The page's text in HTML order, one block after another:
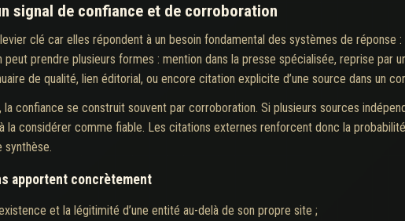
signal de confiance et de corroboration
clé car elles répondent à un besoin fondamental des systèmes de réponse
peut prendre plusieurs formes : mention dans la presse spécialisée, reprise par
de qualité, lien éditorial, ou encore citation explicite d’une source dans un
la confiance se construit souvent par corroboration. Si plusieurs sources
la considérer comme fiable. Les citations externes renforcent donc la
synthèse.
apportent concrètement
et la légitimité d’une entité au-delà de son propre site ;